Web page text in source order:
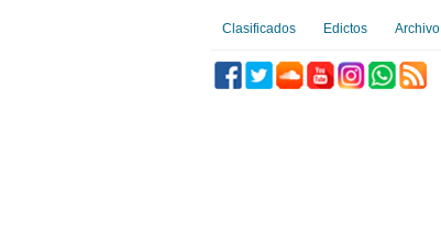
Clasificados Edictos Archivo